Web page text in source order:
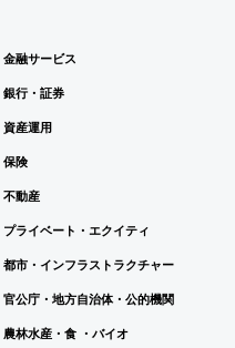
金融サービス
銀行・証券
資産運用
保険
不動産
プライベート・エクイティ
都市・インフラストラクチャー
官公庁・地方自治体・公的機関
農林水産・食 ・バイオ